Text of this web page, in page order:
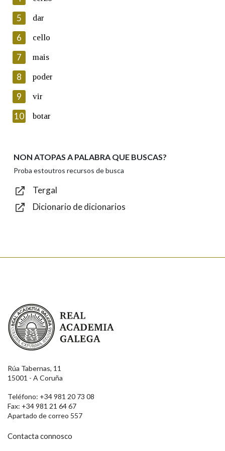
Lin e acepto as condicións da política de
Introduce o código que aparece na imaxe:
Texto de verificación
Enviar
5 dar
6 cello
7 mais
8 poder
9 vir
10 botar
NON ATOPAS A PALABRA QUE BUSCAS?
Proba estoutros recursos de busca
Tergal
Dicionario de dicionarios
Real Academia Galega
Rúa Tabernas, 11
15001 - A Coruña
Teléfono: +34 981 20 73 08
Fax: +34 981 21 64 67
Apartado de correo 557
Contacta connosco